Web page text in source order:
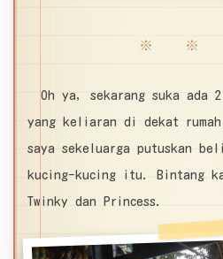
※ ※
Oh ya, sekarang suka ada
yang keliaran di dekat
saya sekeluarga putuskan
kucing-kucing itu. Bintang
Twinky dan Princess.